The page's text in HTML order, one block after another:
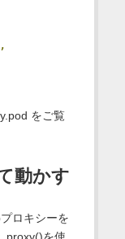
,
をご覧
動かす
ロキシーを
を使